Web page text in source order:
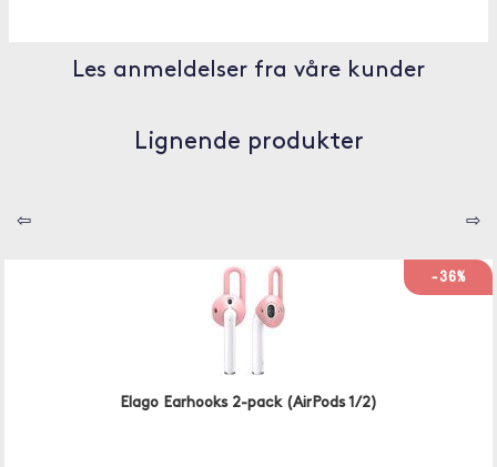
Les anmeldelser fra våre kunder
Lignende produkter
⇦ ⇨
-36%
Elago Earhooks 2-pack (AirPods 1/2)